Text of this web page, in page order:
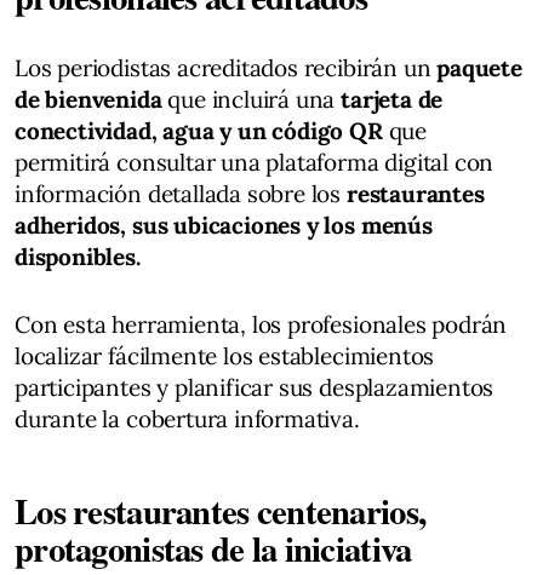
Los periodistas acreditados recibirán unpaquete
de bienvenidaque incluirá unatarjeta de
conectividad, agua y un código QR que
permitirá consultar una plataforma digital con
información detallada sobre los restaurantes
adheridos, sus ubicaciones y los menús
disponibles.
Con esta herramienta, los profesionales podrán
localizar fácilmente los establecimientos
participantes y planificar sus desplazamientos
durante la cobertura informativa.
Los restaurantes centenarios,
protagonistas de la iniciativa